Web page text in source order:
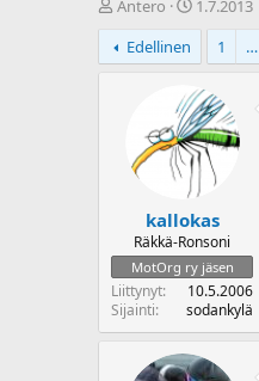
e
s
k
l
o
i
Antero
l
i
t
u
s
p
ä
i
v
ä
1.7.2013
Edellinen
1 …
kallokas
Räkkä-Ronsoni
MotOrg ry jäsen
Liittynyt
10.5.2006
Sijainti
sodankylä